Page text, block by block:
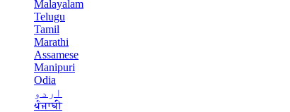
Malayalam
Telugu
Tamil
Marathi
Assamese
Manipuri
Odia
اردو
ਪੰਜਾਬੀ